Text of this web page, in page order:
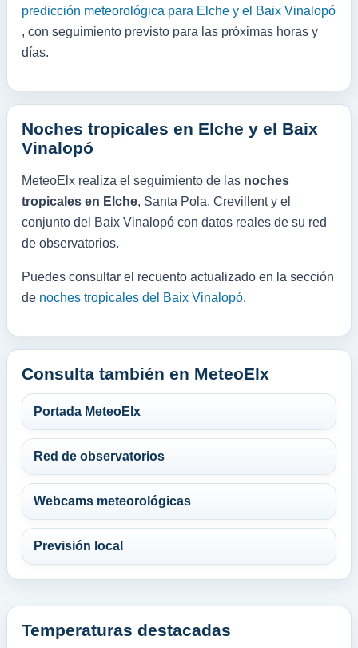
predicción meteorológica para Elche y el Baix Vinalopó
, con seguimiento previsto para las próximas horas y
días.
Noches tropicales en Elche y el Baix
Vinalopó
MeteoElx realiza el seguimiento de las noches
tropicales en Elche, Santa Pola, Crevillent y el
conjunto del Baix Vinalopó con datos reales de su red
de observatorios.
Puedes consultar el recuento actualizado en la sección
de noches tropicales del Baix Vinalopó.
Consulta también en MeteoElx
Portada MeteoElx
Red de observatorios
Webcams meteorológicas
Previsión local
Temperaturas destacadas